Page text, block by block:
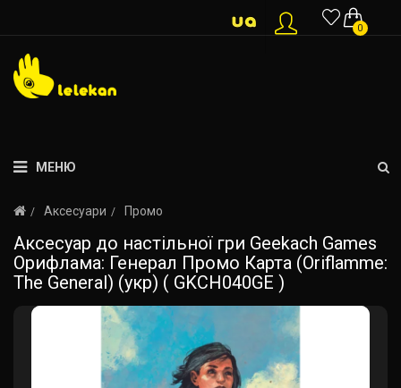
0
МЕНЮ
Аксесуари Промо
Аксесуар до настільної гри Geekach Games
Орифлама: Генерал Промо Карта (Oriflamme:
The General) (укр) ( GKCH040GE )